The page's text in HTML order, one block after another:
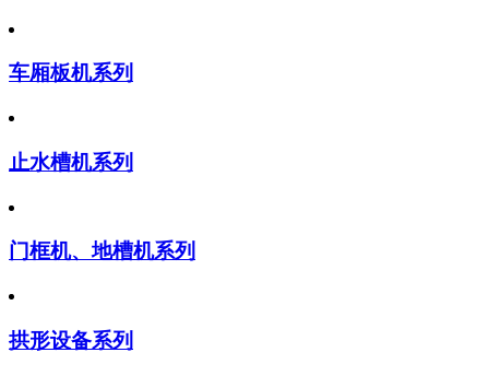
车厢板机系列
止水槽机系列
门框机、地槽机系列
拱形设备系列